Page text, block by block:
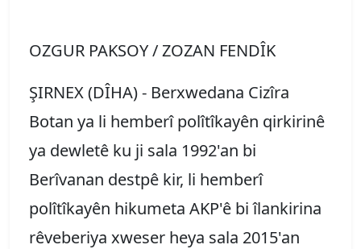
OZGUR PAKSOY / ZOZAN FENDÎK
ŞIRNEX (DÎHA) - Berxwedana Cizîra
Botan ya li hemberî polîtîkayên qirkirinê
ya dewletê ku ji sala 1992'an bi
Berîvanan destpê kir, li hemberî
polîtîkayên hikumeta AKP'ê bi îlankirina
rêveberiya xweser heya sala 2015'an